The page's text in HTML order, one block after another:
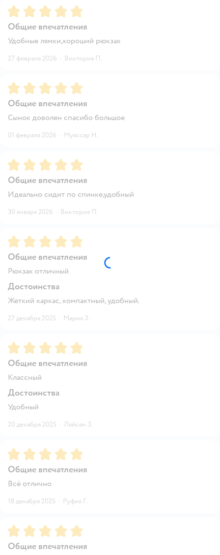
Рейтинг:5
Общие впечатления
Удобные лямки,хороший рюкзак
27 февраля 2026 · Виктория П.
Рейтинг:5
Общие впечатления
Сынок доволен спасибо большое
01 февраля 2026 · Муяссар Н.
Рейтинг:5
Общие впечатления
Идеально сидит по спинке,удобный
30 января 2026 · Виктория П.
Рейтинг:5
Общие впечатления
Рюкзак отличный
Достоинства
Жеткий каркас, компактный, удобный.
27 декабря 2025 · Мария З.
Рейтинг:5
Общие впечатления
Классный
Достоинства
Удобный
20 декабря 2025 · Ляйсян З.
Рейтинг:5
Общие впечатления
Всё отлично
18 декабря 2025 · Руфия Г.
Рейтинг:5
Общие впечатления